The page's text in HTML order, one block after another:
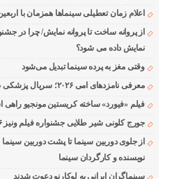
اعلام زمان تعطیلی سینماها همزمان با
از پروانه ساخت تا پروانه نمایش/ چرا در
نمایش داده می شود؟
وقتی مغز به پرده سینما تبدیل می‌شود
معرفی نامزدهای امی ۲۰۲۶؛ سریال پزشکی «پیت» پیشتاز شد
فیلم «فیورد» ساخته کریستین مونجیو راهی اسکار
جورج کلونی شیر طلایی جشنواره فیلم ونیز ۲۰۲۶ را می‌گیرد
از جلوی دوربین سینما تا پشت دوربین
نویسنده و کارگردان سینما
سینماگران ایرانی به لوکارنو دعوت شدند